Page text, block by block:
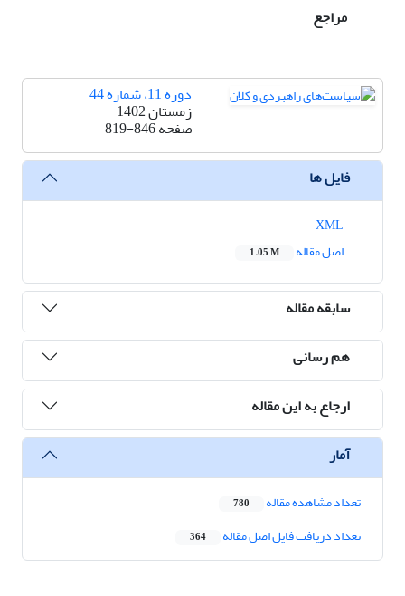
مراجع
دوره 11، شماره 44
زمستان 1402
صفحه819-846
فایل ها
اصل مقاله
1.05 M
سابقه مقاله
هم رسانی
ارجاع به این مقاله
آمار
تعداد مشاهده مقاله 780
تعداد دریافت فایل اصل مقاله 364